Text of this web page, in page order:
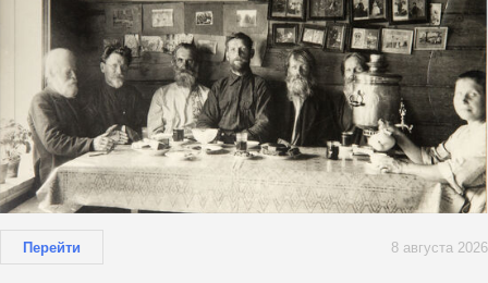
Перейти 8 августа 2026